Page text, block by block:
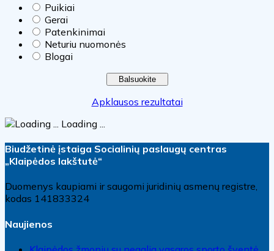
Puikiai
Gerai
Patenkinimai
Neturiu nuomonės
Blogai
Apklausos rezultatai
Loading ...
Biudžetinė įstaiga Socialinių paslaugų centras
„Klaipėdos lakštutė“
Duomenys kaupiami ir saugomi juridinių asmenų registre,
kodas 141833324
Naujienos